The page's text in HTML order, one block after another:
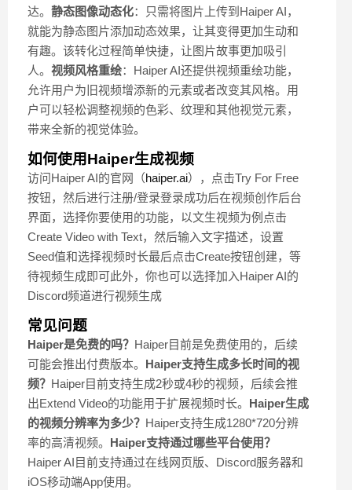
达。 静态图像动态化：只需将图片上传到Haiper AI，
就能为静态图片添加动态效果，让其变得更加生动和
有趣。该转化过程简单快捷，让图片故事更加吸引
人。 视频风格重绘：Haiper AI还提供视频重绘功能，
允许用户为旧视频增添新的元素或者改变其风格。用
户可以轻松调整视频的色彩、纹理和其他视觉元素，
带来全新的视觉体验。
如何使用Haiper生成视频
访问Haiper AI的官网（haiper.ai），点击Try For Free
按钮，然后进行注册/登录登录成功后在视频创作后台
界面，选择你要使用的功能，以文生视频为例点击
Create Video with Text，然后输入文字描述，设置
Seed值和选择视频时长最后点击Create按钮创建，等
待视频生成即可此外，你也可以选择加入Haiper AI的
Discord频道进行视频生成
常见问题
Haiper是免费的吗？ Haiper目前是免费使用的，后续
可能会推出付费版本。 Haiper支持生成多长时间的视
频？ Haiper目前支持生成2秒或4秒的视频，后续会推
出Extend Video的功能用于扩展视频时长。 Haiper生成
的视频分辨率为多少？ Haiper支持生成1280*720分辨
率的高清视频。 Haiper支持通过哪些平台使用？
Haiper AI目前支持通过在线网页版、Discord服务器和
iOS移动端App使用。